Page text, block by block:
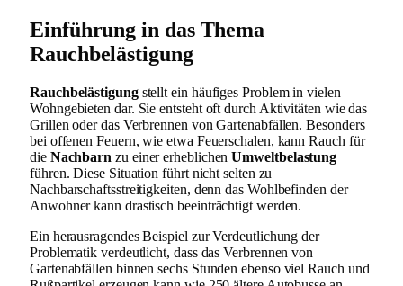
Einführung in das Thema
Rauchbelästigung
Rauchbelästigungstellt ein häufiges Problem in vielen
Wohngebieten dar. Sie entsteht oft durch Aktivitäten wie das
Grillen oder das Verbrennen von Gartenabfällen. Besonders
bei offenen Feuern, wie etwa Feuerschalen, kann Rauch für
die Nachbarn zu einer erheblichenUmweltbelastung
führen. Diese Situation führt nicht selten zu
Nachbarschaftsstreitigkeiten, denn das Wohlbefinden der
Anwohner kann drastisch beeinträchtigt werden.
Ein herausragendes Beispiel zur Verdeutlichung der
Problematik verdeutlicht, dass das Verbrennen von
Gartenabfällen binnen sechs Stunden ebenso viel Rauch und